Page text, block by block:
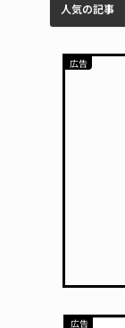
人気の記事
名張市水道料金47％値上げへ 答申案、審議会で大筋まとまる名張市立病院のDMAT、熊本地震の被災地へ 能登以来3回目の派遣
特産「白鳳梨」の出荷最盛期 直売所にぎわう 伊賀